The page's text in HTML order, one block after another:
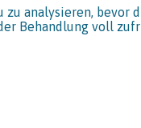
analysieren, bevor
Behandlung voll